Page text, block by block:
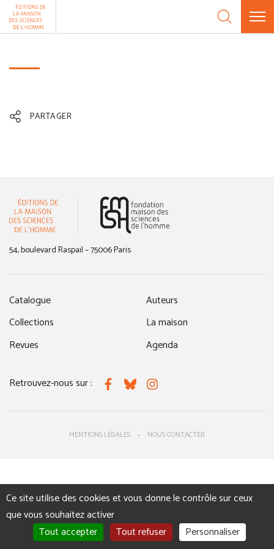
Aller au contenu
PARTAGER
54, boulevard Raspail – 75006 Paris
Catalogue
Collections
Revues
Auteurs
La maison
Agenda
Retrouvez-nous sur : FacebookBlueskyInstagram
MENTIONS LÉGALES NOUS CONTACTER
Panneau de gestion des cookies
Ce site utilise des cookies et vous donne le contrôle sur ceux
que vous souhaitez activer
Tout accepter
Tout refuser Personnaliser